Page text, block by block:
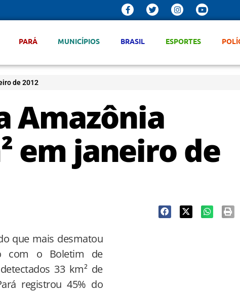
PARÁ MUNICÍPIOS BRASIL ESPORTES
de 2012
Amazônia
em janeiro de
que mais desmatou
com o Boletim de
33 km² de
registrou 45% do